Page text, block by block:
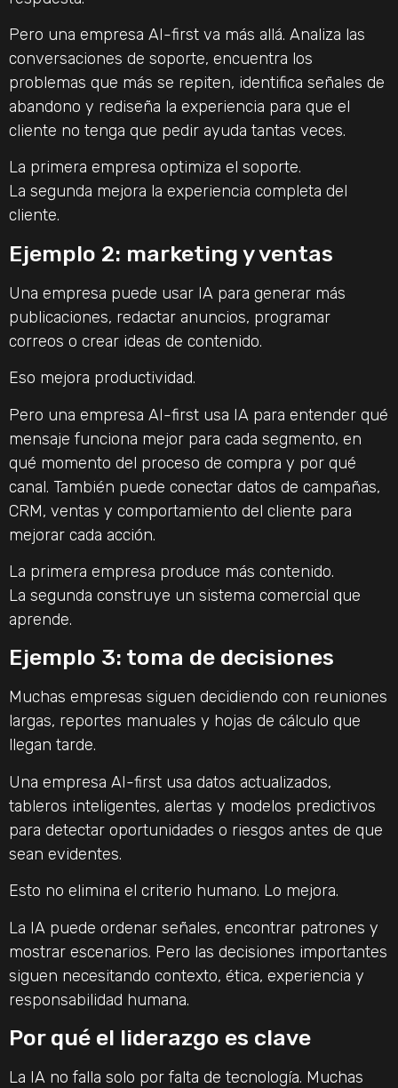
Pero una empresa AI-first va más allá. Analiza las
conversaciones de soporte, encuentra los
problemas que más se repiten, identifica señales de
abandono y rediseña la experiencia para que el
cliente no tenga que pedir ayuda tantas veces.
La primera empresa optimiza el soporte.
La segunda mejora la experiencia completa del
cliente.
Ejemplo 2: marketing y ventas
Una empresa puede usar IA para generar más
publicaciones, redactar anuncios, programar
correos o crear ideas de contenido.
Eso mejora productividad.
Pero una empresa AI-first usa IA para entender qué
mensaje funciona mejor para cada segmento, en
qué momento del proceso de compra y por qué
canal. También puede conectar datos de campañas,
CRM, ventas y comportamiento del cliente para
mejorar cada acción.
La primera empresa produce más contenido.
La segunda construye un sistema comercial que
aprende.
Ejemplo 3: toma de decisiones
Muchas empresas siguen decidiendo con reuniones
largas, reportes manuales y hojas de cálculo que
llegan tarde.
Una empresa AI-first usa datos actualizados,
tableros inteligentes, alertas y modelos predictivos
para detectar oportunidades o riesgos antes de que
sean evidentes.
Esto no elimina el criterio humano. Lo mejora.
La IA puede ordenar señales, encontrar patrones y
mostrar escenarios. Pero las decisiones importantes
siguen necesitando contexto, ética, experiencia y
responsabilidad humana.
Por qué el liderazgo es clave
La IA no falla solo por falta de tecnología. Muchas